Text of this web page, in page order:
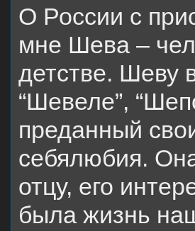
О России с
мне Шева –
детстве. Шеву
“Шевеле”,
преданный
себялюбия.
отцу, его
была жизнь